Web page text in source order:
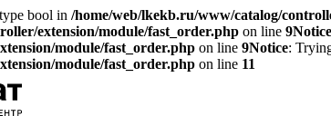
bool in /home/web/lkekb.ru/www/catalog/
extension/module/fast_order.php on line 9Notice
module/fast_order.php on line 9Notice:
module/fast_order.php on line 11